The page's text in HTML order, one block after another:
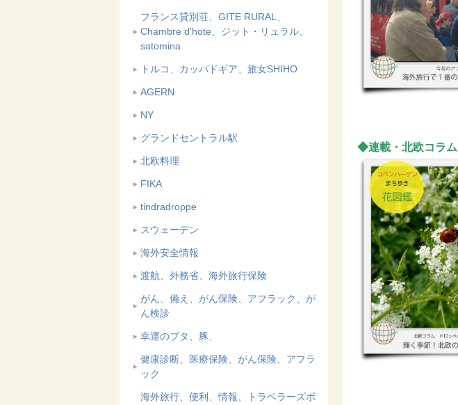
フランス貸別荘、GITE RURAL、
Chambre d'hote、ジット・リュラル、
satomina
トルコ、カッパドギア、旅女SHIHO
AGERN
NY
グランドセントラル駅
北欧料理
FIKA
tindradroppe
スウェーデン
海外安全情報
渡航、外務省、海外旅行保険
がん、備え、がん保険、アフラック、が
ん検診
幸運のブタ、豚、
健康診断、医療保険、がん保険、アフラ
ック
海外旅行、便利、情報、トラベラーズボ
◆連載・北欧コラム